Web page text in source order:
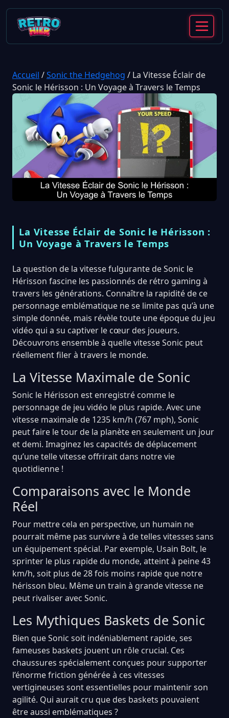
Accueil /Sonic the Hedgehog / La Vitesse Éclair de
Sonic le Hérisson : Un Voyage à Travers le Temps
La Vitesse Éclair de Sonic le Hérisson :
Un Voyage à Travers le Temps
La question de la vitesse fulgurante de Sonic le
Hérisson fascine les passionnés de rétro gaming à
travers les générations. Connaître la rapidité de ce
personnage emblématique ne se limite pas qu’à une
simple donnée, mais révèle toute une époque du jeu
vidéo qui a su captiver le cœur des joueurs.
Découvrons ensemble à quelle vitesse Sonic peut
réellement filer à travers le monde.
La Vitesse Maximale de Sonic
Sonic le Hérisson est enregistré comme le
personnage de jeu vidéo le plus rapide. Avec une
vitesse maximale de 1235 km/h (767 mph), Sonic
peut faire le tour de la planète en seulement un jour
et demi. Imaginez les capacités de déplacement
qu’une telle vitesse offrirait dans notre vie
quotidienne !
Comparaisons avec le Monde
Réel
Pour mettre cela en perspective, un humain ne
pourrait même pas survivre à de telles vitesses sans
un équipement spécial. Par exemple, Usain Bolt, le
sprinter le plus rapide du monde, atteint à peine 43
km/h, soit plus de 28 fois moins rapide que notre
hérisson bleu. Même un train à grande vitesse ne
peut rivaliser avec Sonic.
Les Mythiques Baskets de Sonic
Bien que Sonic soit indéniablement rapide, ses
fameuses baskets jouent un rôle crucial. Ces
chaussures spécialement conçues pour supporter
l’énorme friction générée à ces vitesses
vertigineuses sont essentielles pour maintenir son
agilité. Qui aurait cru que des baskets pouvaient
être aussi emblématiques ?